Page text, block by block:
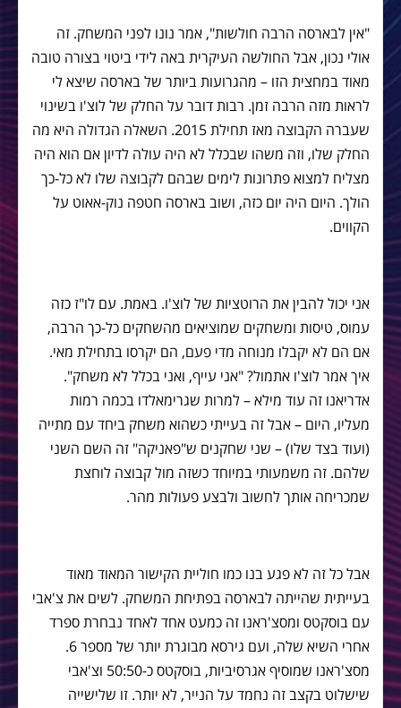
"אין לבארסה הרבה חולשות", אמר נונו לפני המשחק. זה
אולי נכון, אבל החולשה העיקרית באה לידי ביטוי בצורה טובה
מאוד במחצית הזו – מהגרועות ביותר של בארסה שיצא לי
לראות מזה הרבה זמן. רבות דובר על החלק של לוצ'ו בשינוי
שעברה הקבוצה מאז תחילת 2015. השאלה הגדולה היא מה
החלק שלו, וזה משהו שבכלל לא היה עולה לדיון אם הוא היה
מצליח למצוא פתרונות לימים שבהם לקבוצה שלו לא כל-כך
הולך. היום היה יום כזה, ושוב בארסה חטפה נוק-אאוט על
הקווים.
אני יכול להבין את הרוטציות של לוצ'ו. באמת. עם לו"ז כזה
עמוס, טיסות ומשחקים שמוציאים מהשחקים כל-כך הרבה,
אם הם לא יקבלו מנוחה מדי פעם, הם יקרסו בתחילת מאי.
איך אמר לוצ'ו אתמול? "אני עייף, ואני בכלל לא משחק".
אדריאנו זה עוד מילא – למרות שגרימאלדו בכמה רמות
מעליו, היום – אבל זה בעייתי כשהוא משחק ביחד עם מתייה
(ועוד בצד שלו) – שני שחקנים ש"פאניקה" זה השם השני
שלהם. זה משמעותי במיוחד כשזה מול קבוצה לוחצת
שמכריחה אותך לחשוב ולבצע פעולות מהר.
אבל כל זה לא פגע בנו כמו חוליית הקישור המאוד מאוד
בעייתית שהייתה לבארסה בפתיחת המשחק. לשים את צ'אבי
עם בוסקטס ומסצ'ראנו זה כמעט אחד לאחד נבחרת ספרד
אחרי השיא שלה, ועם גירסא מבוגרת יותר של מספר 6.
מסצ'ראנו שמוסיף אגרסיביות, בוסקטס כ-50:50 וצ'אבי
שישלוט בקצב זה נחמד על הנייר, לא יותר. זו שלישייה